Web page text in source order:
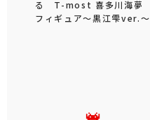
る T-most 喜多川海夢
フィギュア～黒江雫ver.～